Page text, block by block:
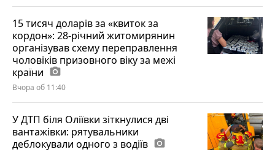
15 тисяч доларів за «квиток за
кордон»: 28-річний житомирянин
організував схему переправлення
чоловіків призовного віку за межі
країни photo_camera
Вчора об 11:40
У ДТП біля Оліївки зіткнулися дві
вантажівки: рятувальники
деблокували одного з водіїв photo_camera